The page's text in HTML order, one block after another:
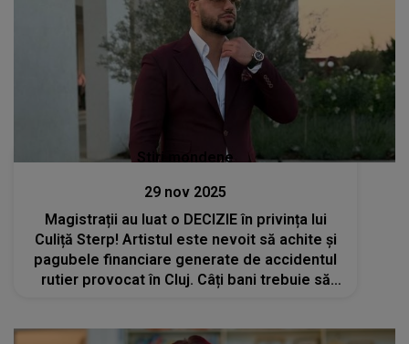
Stiri mondene
29 nov 2025
Magistrații au luat o DECIZIE în privința lui
Culiță Sterp! Artistul este nevoit să achite și
pagubele financiare generate de accidentul
rutier provocat în Cluj. Câți bani trebuie să